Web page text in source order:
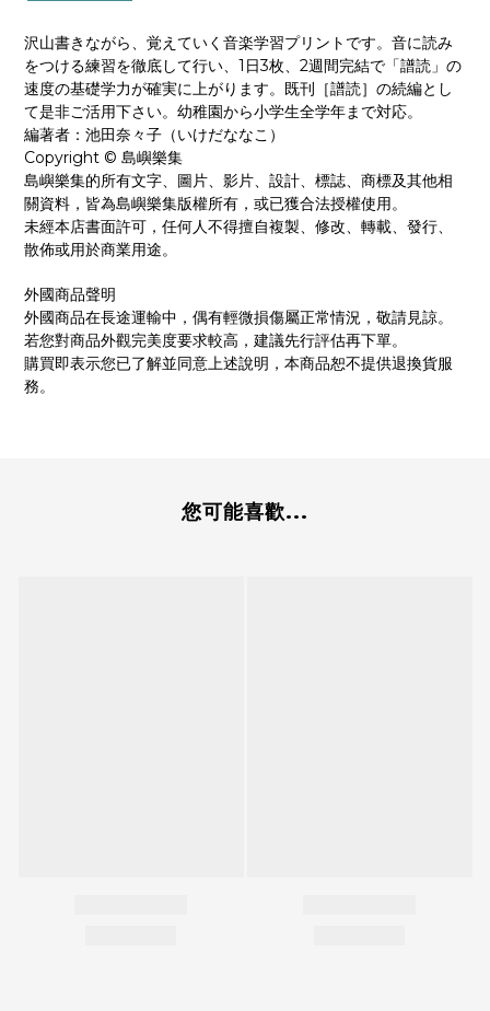
沢山書きながら、覚えていく音楽学習プリントです。音に読み
をつける練習を徹底して行い、 1 日3枚、 2週間完結で「譜読」の
速度の基礎学力が確実に上がります。既刊［譜読］の続編とし
て是非ご活用下さい。幼稚園から小学生全学年まで対応。
編著者：池田奈々子（いけだななこ）
Copyright © 島嶼樂集
島嶼樂集的所有文字、圖片、影片、設計、標誌、商標及其他相
關資料，皆為島嶼樂集版權所有，或已獲合法授權使用。
未經本店書面許可，任何人不得擅自複製、修改、轉載、發行、
散佈或用於商業用途。
外國商品聲明
外國商品在長途運輸中，偶有輕微損傷屬正常情況，敬請見諒。
若您對商品外觀完美度要求較高，建議先行評估再下單。
購買即表示您已了解並同意上述說明，本商品恕不提供退換貨服
務。
您可能喜歡...